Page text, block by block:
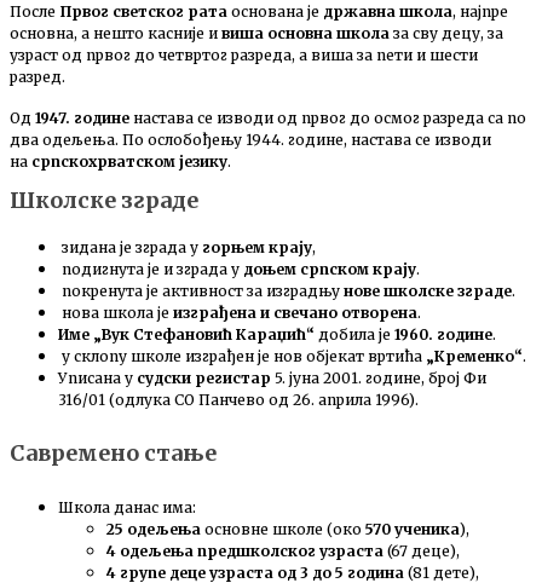
После Првог светског рата основана је државна школа, најпре
основна, а нешто касније и виша основна школа за сву децу, за
узраст од првог до четвртог разреда, а виша за пети и шести
разред.
Од 1947. године настава се изводи од првог до осмог разреда са по
два одељења. По ослобођењу 1944. године, настава се изводи
на српскохрватском језику.
Школске зграде
зидана је зграда у горњем крају,
подигнута је и зграда у доњем српском крају.
покренута је активност за изградњу нове школске зграде.
нова школа је изграђена и свечано отворена.
Име „Вук Стефановић Караџић“ добила је 1960. године.
у склопу школе изграђен је нов објекат вртића „Кременко“.
Уписана у судски регистар 5. јуна 2001. године, број Фи
316/01 (одлука СО Панчево од 26. априла 1996).
Савремено стање
Школа данас има:
25 одељења основне школе (око 570 ученика),
4 одељења предшколског узраста (67 деце),
4 групе деце узраста од 3 до 5 година (81 дете),